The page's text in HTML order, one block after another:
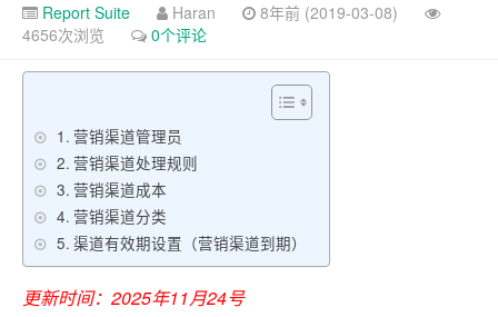
Report Suite Haran
8年前 (2019-03-08)
4656次浏览
0个评论
营销渠道管理员
营销渠道处理规则
营销渠道成本
营销渠道分类
渠道有效期设置（营销渠道到期）
更新时间：2025年11月24号